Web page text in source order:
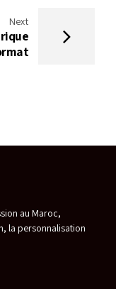
Next
au Maroc,
la personnalisation